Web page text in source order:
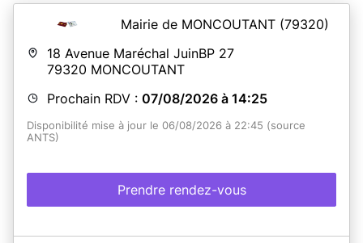
Mairie de MONCOUTANT (79320)
18 Avenue Maréchal JuinBP 27
79320 MONCOUTANT
Prochain RDV : 07/08/2026 à 14:25
Disponibilité mise à jour le 06/08/2026 à 22:45 (source
ANTS)
Prendre rendez-vous